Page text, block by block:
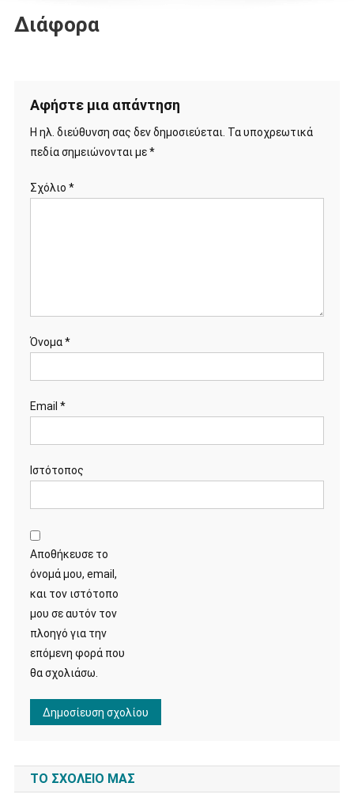
Διάφορα
Αφήστε μια απάντηση
Η ηλ. διεύθυνση σας δεν δημοσιεύεται. Τα υποχρεωτικά
πεδία σημειώνονται με*
Σχόλιο *
Όνομα*
Email *
Ιστότοπος
Αποθήκευσε το
όνομά μου, email,
και τον ιστότοπο
μου σε αυτόν τον
πλοηγό για την
επόμενη φορά που
θα σχολιάσω.
ΤΟ ΣΧΟΛΕΊΟ ΜΑΣ